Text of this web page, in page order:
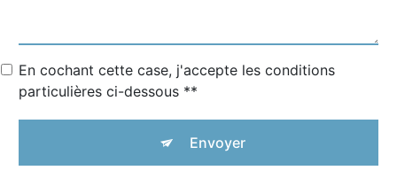
En cochant cette case, j'accepte les conditions
particulières ci-dessous **
Envoyer